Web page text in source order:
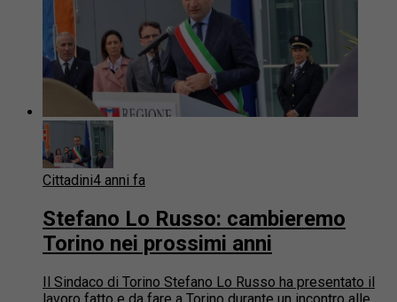
Cittadini4 anni fa
Stefano Lo Russo: cambieremo
Torino nei prossimi anni
Il Sindaco di Torino Stefano Lo Russo ha presentato il
lavoro fatto e da fare a Torino durante un incontro alle